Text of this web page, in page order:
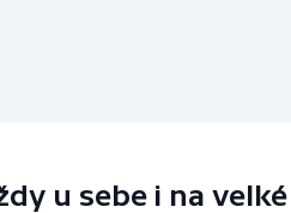
u sebe i na velké